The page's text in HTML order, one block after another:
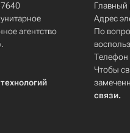
агентство
Главный
Адрес
По
Чтобы
связи.